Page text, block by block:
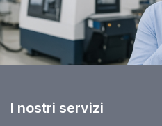
I nostri servizi